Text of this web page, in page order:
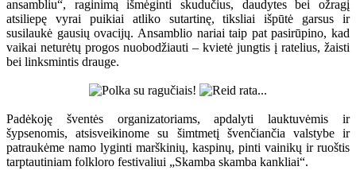
ansambliu“, raginimą išmėginti skudučius, daudytes bei ožragį
atsiliepę vyrai puikiai atliko sutartinę, tiksliai išpūtė garsus ir
susilaukė gausių ovacijų. Ansamblio nariai taip pat pasirūpino, kad
vaikai neturėtų progos nuobodžiauti – kvietė jungtis į ratelius, žaisti
bei linksmintis drauge.
Padėkoję šventės organizatoriams, apdalyti lauktuvėmis ir
šypsenomis, atsisveikinome su šimtmetį švenčiančia valstybe ir
patraukėme namo lyginti marškinių, kaspinų, pinti vainikų ir ruoštis
tarptautiniam folkloro festivaliui „Skamba skamba kankliai“.